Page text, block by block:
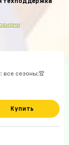
все сезоны;👚
Купить